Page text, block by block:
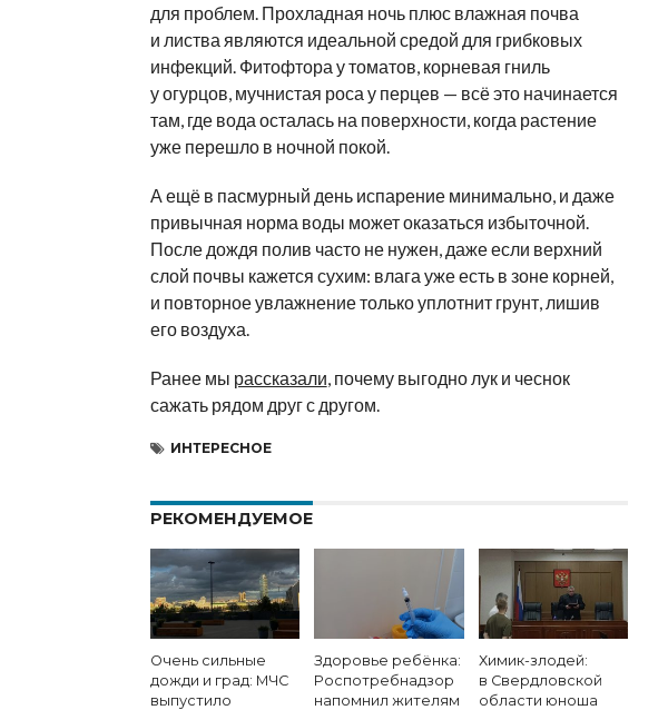
для проблем. Прохладная ночь плюс влажная почва
и листва являются идеальной средой для грибковых
инфекций. Фитофтора у томатов, корневая гниль
у огурцов, мучнистая роса у перцев — всё это начинается
там, где вода осталась на поверхности, когда растение
уже перешло в ночной покой.
А ещё в пасмурный день испарение минимально, и даже
привычная норма воды может оказаться избыточной.
После дождя полив часто не нужен, даже если верхний
слой почвы кажется сухим: влага уже есть в зоне корней,
и повторное увлажнение только уплотнит грунт, лишив
его воздуха.
Ранее мы рассказали, почему выгодно лук и чеснок
сажать рядом друг с другом.
ИНТЕРЕСНОЕ
РЕКОМЕНДУЕМОЕ
Очень сильные
дожди и град: МЧС
выпустило
Здоровье ребёнка:
Роспотребнадзор
напомнил жителям
Химик-злодей:
в Свердловской
области юноша